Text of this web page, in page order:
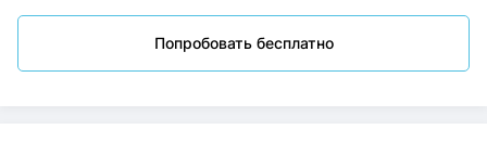
Попробовать бесплатно